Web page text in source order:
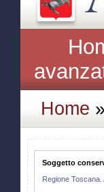
Home
Soggetto
Regione